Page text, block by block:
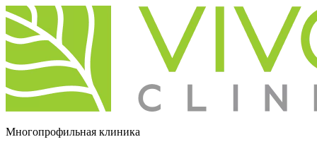
Многопрофильная клиника